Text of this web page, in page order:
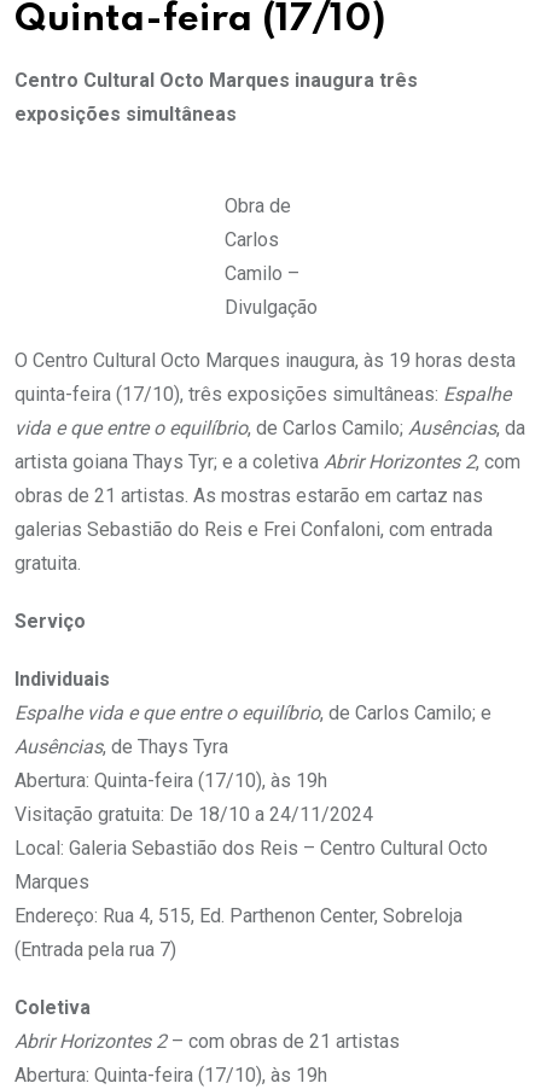
Quinta-feira (17/10)
Centro Cultural Octo Marques inaugura três
exposições simultâneas
Obra de
Carlos
Camilo –
Divulgação
O Centro Cultural Octo Marques inaugura, às 19 horas desta
quinta-feira (17/10), três exposições simultâneas: Espalhe
vida e que entre o equilíbrio, de Carlos Camilo; Ausências, da
artista goiana Thays Tyr; e a coletiva Abrir Horizontes 2, com
obras de 21 artistas. As mostras estarão em cartaz nas
galerias Sebastião do Reis e Frei Confaloni, com entrada
gratuita.
Serviço
Individuais
Espalhe vida e que entre o equilíbrio, de Carlos Camilo; e
Ausências, de Thays Tyra
Abertura: Quinta-feira (17/10), às 19h
Visitação gratuita: De 18/10 a 24/11/2024
Local: Galeria Sebastião dos Reis – Centro Cultural Octo
Marques
Endereço: Rua 4, 515, Ed. Parthenon Center, Sobreloja
(Entrada pela rua 7)
Coletiva
Abrir Horizontes 2– com obras de 21 artistas
Abertura: Quinta-feira (17/10), às 19h